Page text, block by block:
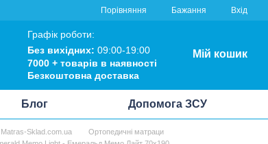
Порівняння Бажання Вхід
Графік роботи:
Без вихідних: 09:00-19:00
7000 + товарів в наявності
Безкоштовна доставка
Мій кошик
Блог Допомога ЗСУ
Sklad.com.ua
Ортопедичні матраци